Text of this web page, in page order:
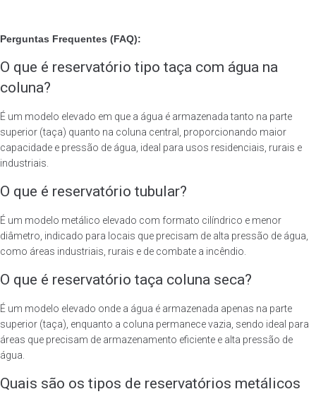
Perguntas Frequentes (FAQ):
O que é reservatório tipo taça com água na
coluna?
É um modelo elevado em que a água é armazenada tanto na parte
superior (taça) quanto na coluna central, proporcionando maior
capacidade e pressão de água, ideal para usos residenciais, rurais e
industriais.
O que é reservatório tubular?
É um modelo metálico elevado com formato cilíndrico e menor
diâmetro, indicado para locais que precisam de alta pressão de água,
como áreas industriais, rurais e de combate a incêndio.
O que é reservatório taça coluna seca?
É um modelo elevado onde a água é armazenada apenas na parte
superior (taça), enquanto a coluna permanece vazia, sendo ideal para
áreas que precisam de armazenamento eficiente e alta pressão de
água.
Quais são os tipos de reservatórios metálicos